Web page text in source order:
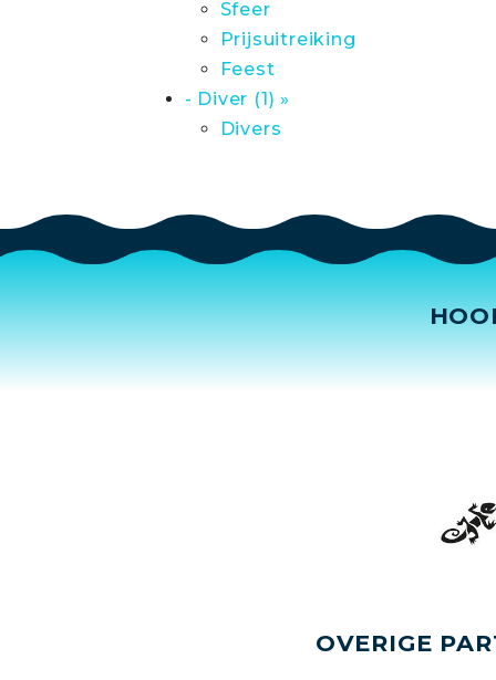
Sfeer
Prijsuitreiking
Feest
- Diver (1) »
Divers
OVERIGE